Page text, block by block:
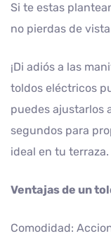
Si te estas
no pierdas de
¡Di adiós a las
toldos eléctricos
puedes ajustarlos
segundos para
ideal en tu terraza.
Ventajas de un
Comodidad: